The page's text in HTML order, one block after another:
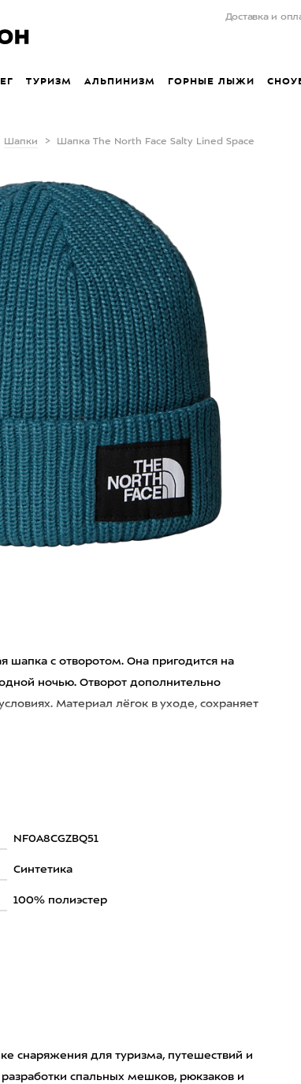
Доставка и
ТУРИЗМ АЛЬПИНИЗМ ГОРНЫЕ ЛЫЖИ
Шапки Шапка The North Face Salty Lined Space
шапка с отворотом. Она пригодится на
ночью. Отворот дополнительно
Материал лёгок в уходе, сохраняет
NF0A8CGZBQ51
Синтетика
100% полиэстер
снаряжения для туризма, путешествий и
спальных мешков, рюкзаков и